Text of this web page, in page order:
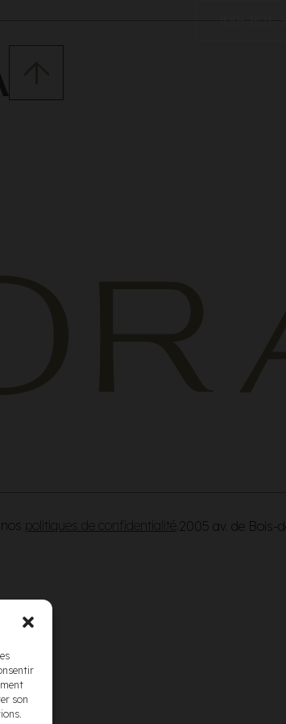
son
politiques de confidentialité 2005 av. de Bois-